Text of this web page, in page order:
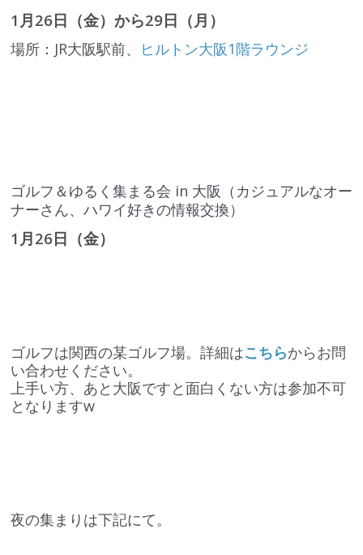
1月26日（金）から29日（月）
場所：JR大阪駅前、 ヒルトン大阪1階ラウンジ
ゴルフ＆ゆるく集まる会 in 大阪（カジュアルなオー
ナーさん、ハワイ好きの情報交換）
1月26日（金）
ゴルフは関西の某ゴルフ場。詳細はこちらからお問
い合わせください。
上手い方、あと大阪ですと面白くない方は参加不可
となりますw
夜の集まりは下記にて。